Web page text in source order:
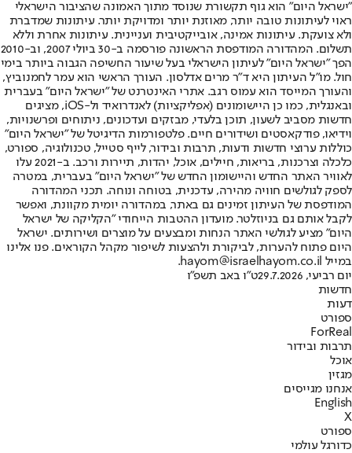
"ישראל היום" הוא גוף תקשורת שנוסד מתוך האמונה שהציבור הישראלי
ראוי לעיתונות טובה יותר, מאוזנת יותר ומדויקת יותר. עיתונות שמדברת
ולא צועקת. עיתונות אמינה, אובייקטיבית ועניינית. עיתונות אחרת וללא
תשלום. המהדורה המודפסת הראשונה פורסמה ב-30 ביולי 2007, וב-2010
הפך "ישראל היום" לעיתון הישראלי בעל שיעור החשיפה הגבוה ביותר בימי
חול. מו"ל העיתון היא ד"ר מרים אדלסון. העורך הראשי הוא עמר לחמנוביץ,
והעורך המייסד הוא עמוס רגב. אתרי האינטרנט של "ישראל היום" בעברית
ובאנגלית, כמו כן היישומונים (אפליקציות) לאנדרואיד ול-iOS, מציגים
חדשות מסביב לשעון, תוכן בלעדי, מבזקים ועדכונים, ניתוחים ופרשנויות,
וידיאו, פודקאסטים ושידורים חיים. פלטפורמות הדיגיטל של "ישראל היום"
כוללות ערוצי חדשות ודעות, תרבות ובידור, לייף סטייל, טכנולוגיה, ספורט,
כלכלה וצרכנות, בריאות, חיילים, אוכל, יהדות, תיירות ורכב. ב-2021 עלו
לאוויר האתר החדש והיישומון החדש של "ישראל היום" בעברית, במטרה
לספק לגולשים חוויה מהירה, עדכנית, בטוחה ונוחה. תכני המהדורה
המודפסת של העיתון זמינים גם באתר, במהדורה יומית מקוונת, ואפשר
לקבל אותם גם בניוזלטר. מועדון ההטבות הייחודי "הקליקה של ישראל
היום" מציע לגולשי האתר הנחות ומבצעים על מוצרים ושירותים. ישראל
היום פתוח להערות, לביקורת ולהצעות לשיפור מקהל הקוראים. פנו אלינו
במייל hayom@israelhayom.co.il.
יום רביעי, 29.7.2026
ט"ו באב תשפ"ו
חדשות
דעות
ספורט
ForReal
תרבות ובידור
אוכל
מגזין
אנחנו מגייסים
English
X
ספורט
כדורגל עולמי